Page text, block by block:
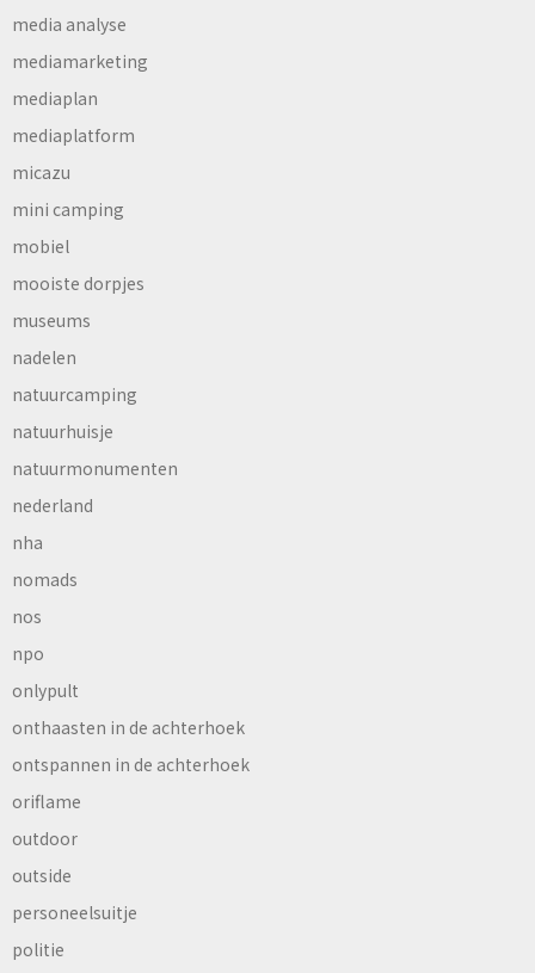
media analyse
mediamarketing
mediaplan
mediaplatform
micazu
mini camping
mobiel
mooiste dorpjes
museums
nadelen
natuurcamping
natuurhuisje
natuurmonumenten
nederland
nha
nomads
nos
npo
onlypult
onthaasten in de achterhoek
ontspannen in de achterhoek
oriflame
outdoor
outside
personeelsuitje
politie